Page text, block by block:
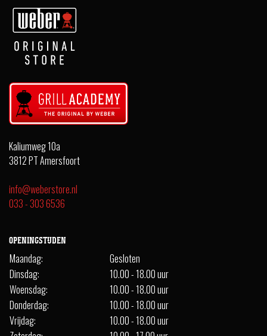
Kaliumweg 10a
3812 PT Amersfoort
info@weberstore.nl
033 - 303 6536
OPENINGSTIJDEN
Maandag:
Gesloten
Dinsdag:
10.00 - 18.00 uur
Woensdag:
10.00 - 18.00 uur
Donderdag:
10.00 - 18.00 uur
Vrijdag:
10.00 - 18.00 uur